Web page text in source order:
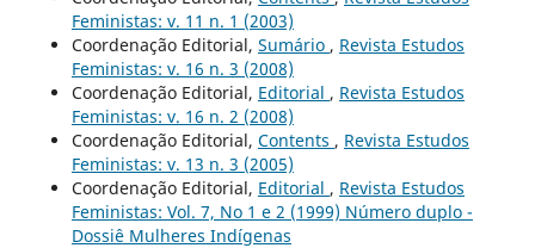
Feministas: v. 11 n. 1 (2003)
Coordenação Editorial, Sumário , Revista Estudos
Feministas: v. 16 n. 3 (2008)
Coordenação Editorial, Editorial , Revista Estudos
Feministas: v. 16 n. 2 (2008)
Coordenação Editorial, Contents , Revista Estudos
Feministas: v. 13 n. 3 (2005)
Coordenação Editorial, Editorial , Revista Estudos
Feministas: Vol. 7, No 1 e 2 (1999) Número duplo -
Dossiê Mulheres Indígenas